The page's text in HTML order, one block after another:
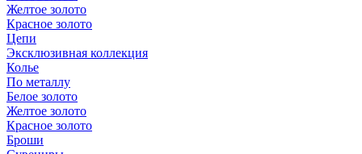
Желтое золото
Красное золото
Цепи
Эксклюзивная коллекция
Колье
По металлу
Белое золото
Желтое золото
Красное золото
Броши